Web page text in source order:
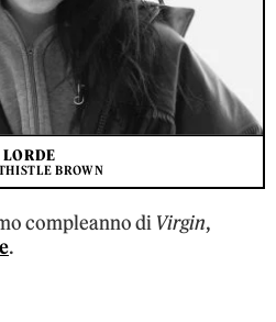
LORDE
BROWN
compleanno di Virgin,
.